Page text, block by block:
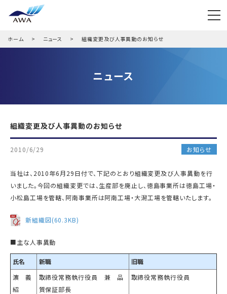
ホーム ニュース 組織変更及び人事異動のお知らせ
ニュース
組織変更及び人事異動のお知らせ
2010/6/29 お知らせ
当社は、2010年6月29日付で、下記のとおり組織変更及び人事異動を行
いました。今回の組織変更では、生産部を廃止し、徳島事業所は徳島工場・
小松島工場を管轄、阿南事業所は阿南工場・大潟工場を管轄いたします。
新組織図(60.3KB)
■主な人事異動
氏名 新職
旧職
濵 義
紹
取締役常務執行役員 兼 品
質保証部長
取締役常務執行役員